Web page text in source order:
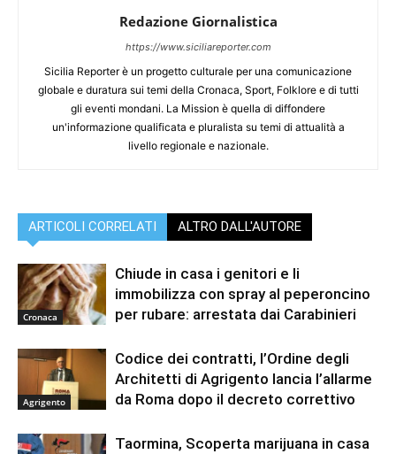
Redazione Giornalistica
https://www.siciliareporter.com
Sicilia Reporter è un progetto culturale per una comunicazione
globale e duratura sui temi della Cronaca, Sport, Folklore e di tutti
gli eventi mondani. La Mission è quella di diffondere
un'informazione qualificata e pluralista su temi di attualità a
livello regionale e nazionale.
ARTICOLI CORRELATI ALTRO DALL'AUTORE
Cronaca
Chiude in casa i genitori e li
immobilizza con spray al peperoncino
per rubare: arrestata dai Carabinieri
Agrigento
Codice dei contratti, l’Ordine degli
Architetti di Agrigento lancia l’allarme
da Roma dopo il decreto correttivo
Taormina, Scoperta marijuana in casa